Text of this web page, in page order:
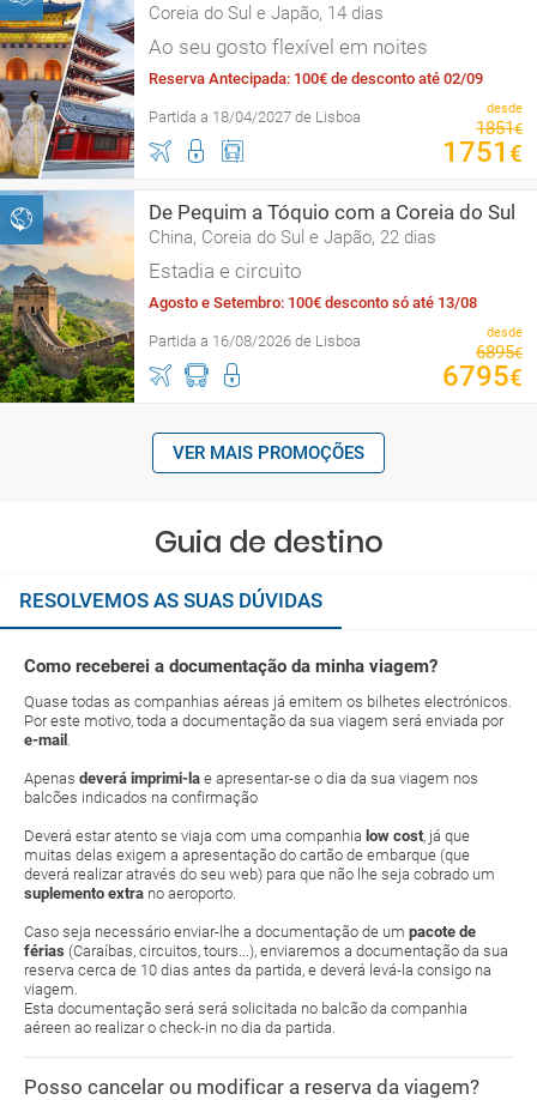
Coreia do Sul e Japão, 14 dias
Ao seu gosto flexível em noites
Reserva Antecipada: 100€ de desconto até 02/09
Partida a 18/04/2027 de Lisboa desde
1851€
1751 €
De Pequim a Tóquio com a Coreia do Sul
China, Coreia do Sul e Japão, 22 dias
Estadia e circuito
Agosto e Setembro: 100€ desconto só até 13/08
Partida a 16/08/2026 de Lisboa desde
6895€
6795€
VER MAIS PROMOÇÕES
Guia de destino
RESOLVEMOS AS SUAS DÚVIDAS
Como receberei a documentação da minha viagem?
Quase todas as companhias aéreas já emitem os bilhetes electrónicos.
Por este motivo, toda a documentação da sua viagem será enviada por
e-mail .
Apenas deverá imprimi-la e apresentar-se o dia da sua viagem nos
balcões indicados na confirmação
Deverá estar atento se viaja com uma companhia low cost, já que
muitas delas exigem a apresentação do cartão de embarque (que
deverá realizar através do seu web) para que não lhe seja cobrado um
suplemento extra no aeroporto.
Caso seja necessário enviar-lhe a documentação de um pacote de
férias (Caraíbas, circuitos, tours...), enviaremos a documentação da sua
reserva cerca de 10 dias antes da partida, e deverá levá-la consigo na
viagem.
Esta documentação será será solicitada no balcão da companhia
aéreen ao realizar o check-in no dia da partida.
Posso cancelar ou modificar a reserva da viagem?